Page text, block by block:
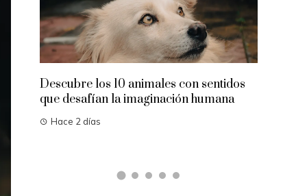
Descubre los 10 animales con sentidos
que desafían la imaginación humana
Hace 2 días